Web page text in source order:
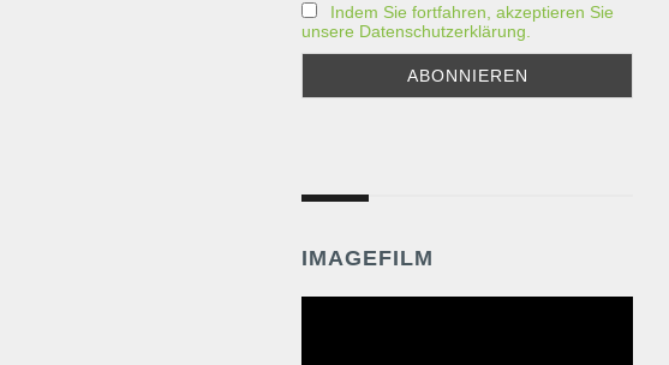
Indem Sie fortfahren, akzeptieren Sie
unsere Datenschutzerklärung.
IMAGEFILM